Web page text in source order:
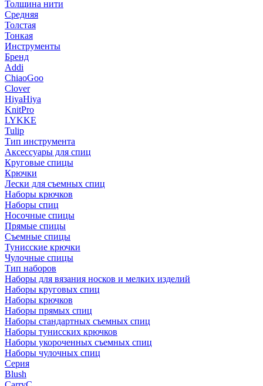
Толщина нити
Средняя
Толстая
Тонкая
Инструменты
Бренд
Addi
ChiaoGoo
Clover
HiyaHiya
KnitPro
LYKKE
Tulip
Тип инструмента
Аксессуары для спиц
Круговые спицы
Крючки
Лески для съемных спиц
Наборы крючков
Наборы спиц
Носочные спицы
Прямые спицы
Съемные спицы
Тунисские крючки
Чулочные спицы
Тип наборов
Наборы для вязания носков и мелких изделий
Наборы круговых спиц
Наборы крючков
Наборы прямых спиц
Наборы стандартных съемных спиц
Наборы тунисских крючков
Наборы укороченных съемных спиц
Наборы чулочных спиц
Серия
Blush